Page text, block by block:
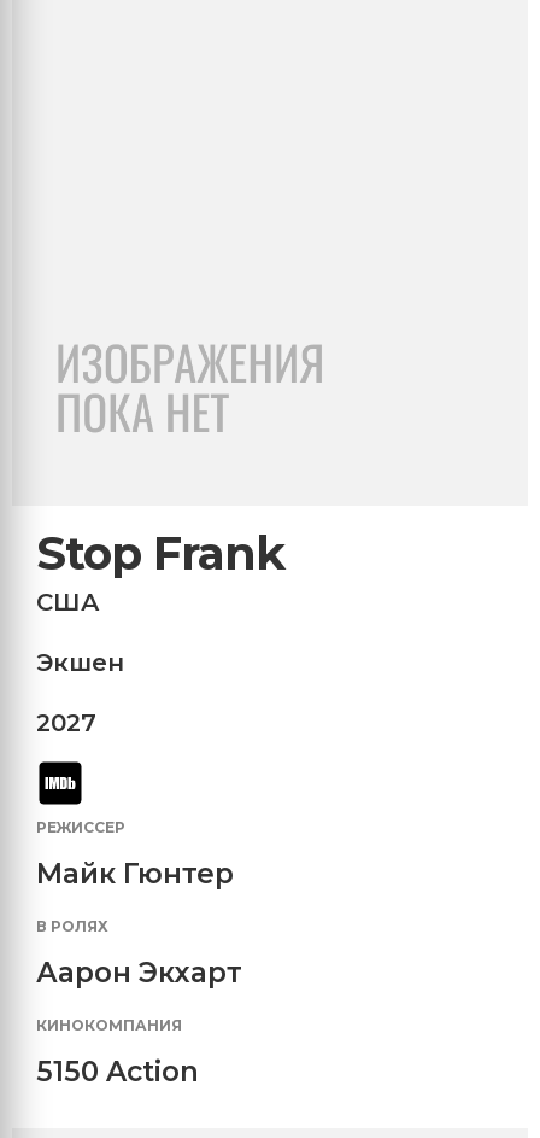
Stop Frank
США
Экшен
2027
РЕЖИССЕР
Майк Гюнтер
В РОЛЯХ
Аарон Экхарт
КИНОКОМПАНИЯ
5150 Action